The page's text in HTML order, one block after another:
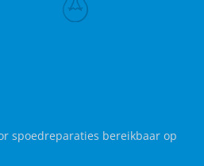
spoedreparaties bereikbaar op